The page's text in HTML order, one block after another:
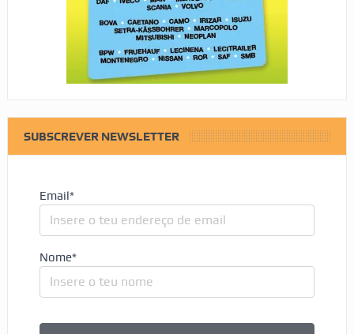
SUBSCREVER NEWSLETTER
Email*
Nome*